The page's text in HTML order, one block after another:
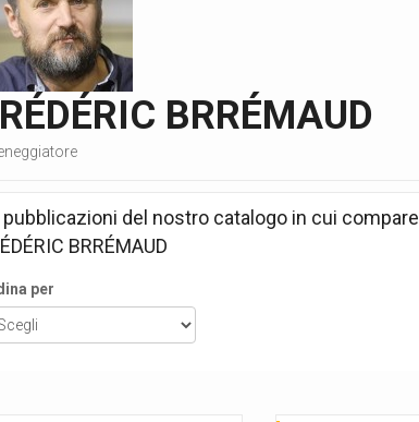
BRRÉMAUD
pubblicazioni del nostro catalogo in cui compare
BRRÉMAUD
per